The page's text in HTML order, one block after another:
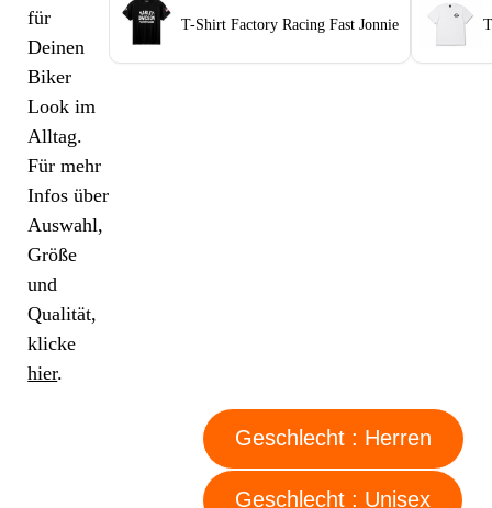
für
Deinen
Biker
Look im
Alltag.
Für mehr
Infos über
Auswahl,
Größe
und
Qualität,
klicke
hier.
T-Shirt Factory Racing Fast Jonnie
Geschlecht : Herren
Geschlecht : Unisex